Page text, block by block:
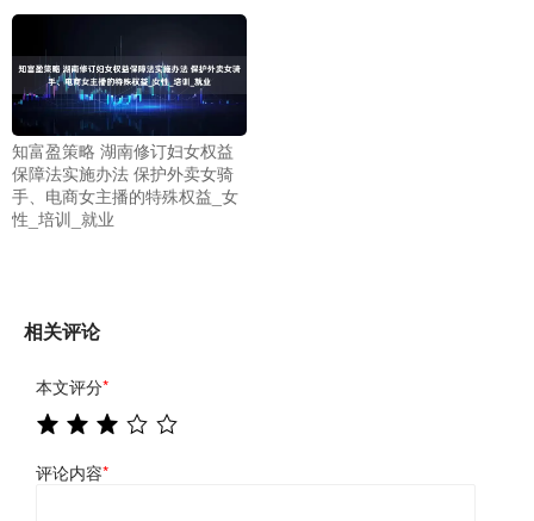
知富盈策略 湖南修订妇女权益
保障法实施办法 保护外卖女骑
手、电商女主播的特殊权益_女
性_培训_就业
相关评论
本文评分*
评论内容*